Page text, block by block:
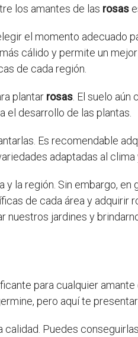
los amantes de las rosas
el momento adecuado
cálido y permite un
de cada región.
plantar rosas. El suelo aún
el desarrollo de las plantas.
Es recomendable
adaptadas al
y la región. Sin embargo,
de cada área y adquirir
jardines y
para cualquier
pero aquí te
calidad. Puedes